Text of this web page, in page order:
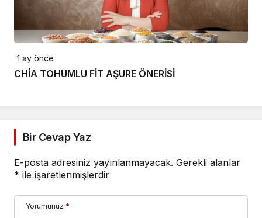
1 ay önce
CHİA TOHUMLU FİT AŞURE ÖNERİSİ
Bir Cevap Yaz
E-posta adresiniz yayınlanmayacak. Gerekli alanlar
* ile işaretlenmişlerdir
Yorumunuz *